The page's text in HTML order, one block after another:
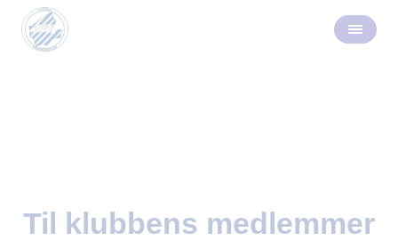
Til klubbens medlemmer